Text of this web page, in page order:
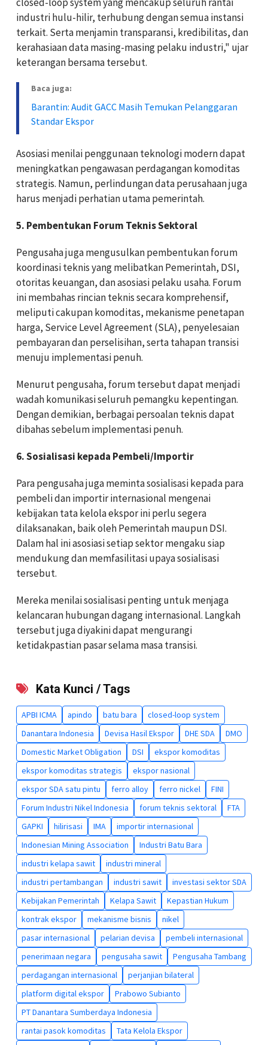
industri hulu-hilir, terhubung dengan semua instansi
terkait. Serta menjamin transparansi, kredibilitas, dan
kerahasiaan data masing-masing pelaku industri," ujar
keterangan bersama tersebut.
Baca juga:
Barantin: Audit GACC Masih Temukan Pelanggaran
Standar Ekspor
Asosiasi menilai penggunaan teknologi modern dapat
meningkatkan pengawasan perdagangan komoditas
strategis. Namun, perlindungan data perusahaan juga
harus menjadi perhatian utama pemerintah.
5. Pembentukan Forum Teknis Sektoral
Pengusaha juga mengusulkan pembentukan forum
koordinasi teknis yang melibatkan Pemerintah, DSI,
otoritas keuangan, dan asosiasi pelaku usaha. Forum
ini membahas rincian teknis secara komprehensif,
meliputi cakupan komoditas, mekanisme penetapan
harga, Service Level Agreement (SLA), penyelesaian
pembayaran dan perselisihan, serta tahapan transisi
menuju implementasi penuh.
Menurut pengusaha, forum tersebut dapat menjadi
wadah komunikasi seluruh pemangku kepentingan.
Dengan demikian, berbagai persoalan teknis dapat
dibahas sebelum implementasi penuh.
6. Sosialisasi kepada Pembeli/Importir
Para pengusaha juga meminta sosialisasi kepada para
pembeli dan importir internasional mengenai
kebijakan tata kelola ekspor ini perlu segera
dilaksanakan, baik oleh Pemerintah maupun DSI.
Dalam hal ini asosiasi setiap sektor mengaku siap
mendukung dan memfasilitasi upaya sosialisasi
tersebut.
Mereka menilai sosialisasi penting untuk menjaga
kelancaran hubungan dagang internasional. Langkah
tersebut juga diyakini dapat mengurangi
ketidakpastian pasar selama masa transisi.
Kata Kunci / Tags
APBI ICMA apindo batu bara
closed-loop system
Danantara Indonesia
Devisa Hasil Ekspor DHE SDA
DMO
Domestic Market Obligation
DSI
ekspor komoditas
ekspor komoditas strategis
ekspor nasional
ekspor SDA satu pintu
ferro alloy ferro nickel
FINI
Forum Industri Nikel Indonesia
forum teknis sektoral
FTA
GAPKI
hilirisasi IMA
importir internasional
Indonesian Mining Association
Industri Batu Bara
industri kelapa sawit
industri mineral
industri pertambangan
industri sawit
investasi sektor SDA
Kebijakan Pemerintah
Kelapa Sawit
Kepastian Hukum
kontrak ekspor
mekanisme bisnis
nikel
pasar internasional
pelarian devisa
pembeli internasional
penerimaan negara
pengusaha sawit
Pengusaha Tambang
perdagangan internasional
perjanjian bilateral
platform digital ekspor
Prabowo Subianto
PT Danantara Sumberdaya Indonesia
rantai pasok komoditas
Tata Kelola Ekspor